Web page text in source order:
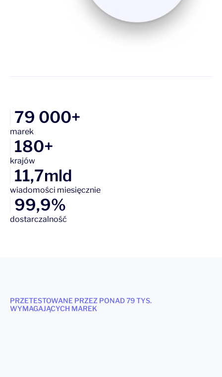
79 000+
marek
180+
krajów
11,7mld
wiadomości miesięcznie
99,9%
dostarczalność
PRZETESTOWANE PRZEZ PONAD 79 TYS.
WYMAGAJĄCYCH MAREK